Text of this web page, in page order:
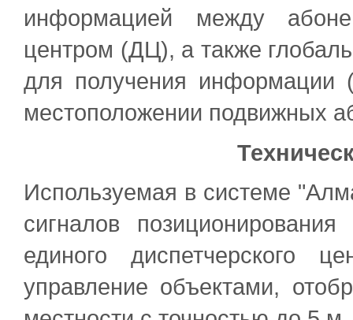
информацией между
центром (ДЦ), а также
для получения информации
местоположении подвижных
Используемая в системе
сигналов
единого диспетчерского
управление объектами,